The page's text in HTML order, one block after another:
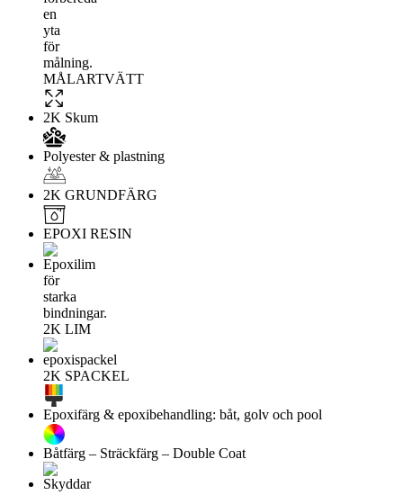
MÅLARTVÄTT
2K Skum
Polyester & plastning
2K GRUNDFÄRG
EPOXI RESIN
2K LIM
2K SPACKEL
Epoxifärg & epoxibehandling: båt, golv och pool
Båtfärg – Sträckfärg – Double Coat